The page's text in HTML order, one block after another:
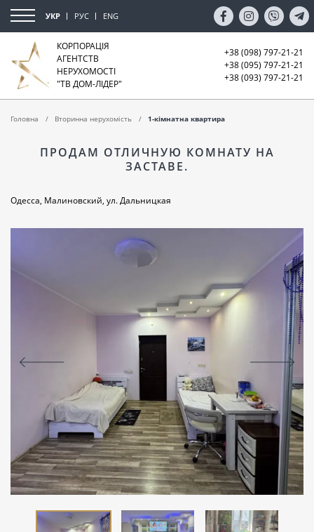
УКР РУС ENG
КОРПОРАЦІЯ
АГЕНТСТВ
НЕРУХОМОСТІ
"ТВ ДОМ-ЛІДЕР"
+38 (098) 797-21-21
+38 (095) 797-21-21
+38 (093) 797-21-21
Головна Вторинна нерухомість 1-кімнатна квартира
ПРОДАМ ОТЛИЧНУЮ КОМНАТУ НА
ЗАСТАВЕ.
Одесса, Малиновский, ул. Дальницкая